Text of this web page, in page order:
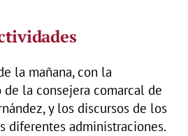
la mañana, con la
de la consejera comarcal de
y los discursos de los
diferentes administraciones.